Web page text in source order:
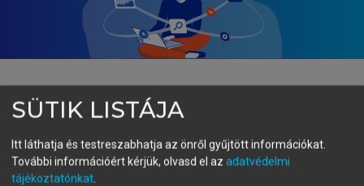
KOVÁCS JÓZSEF (SZERK.)
kérdései
SÜTIK LISTÁJA
Itt láthatja és testreszabhatja az önről gyűjtött információkat.
További információért kérjük, olvasd el az adatvédelmi
tájékoztatónkat